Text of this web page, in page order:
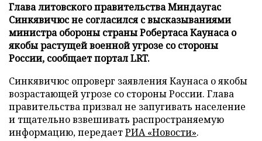
Глава литовского правительства Миндаугас
Синкявичюс не согласился с высказываниями
министра обороны страны Робертаса Каунаса о
якобы растущей военной угрозе со стороны
России, сообщает портал LRT.
Синкявичюс опроверг заявления Каунаса о якобы
возрастающей угрозе со стороны России. Глава
правительства призвал не запугивать население
и тщательно взвешивать распространяемую
информацию, передаетРИА «Новости».